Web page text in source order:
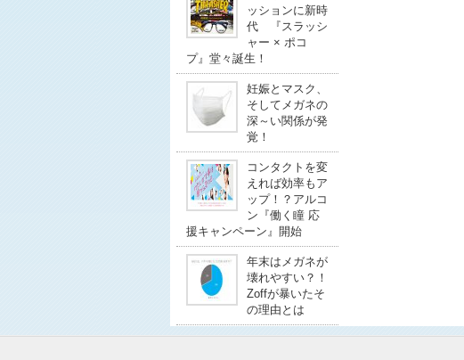
ッションに新時
代 『スラッシ
ャー × ポコ
プ』堂々誕生！
妊娠とマスク、
そしてメガネの
深～い関係が発
覚！
コンタクトを変
えれば効率もア
ップ！？アルコ
ン『働く瞳 応
援キャンペーン』開始
年末はメガネが
壊れやすい？！
Zoffが暴いたそ
の理由とは